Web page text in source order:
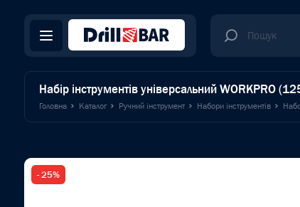
Набір інструментів універсальний WORKPRO
Головна Каталог Ручний інструмент Набори інструментів
- 25%